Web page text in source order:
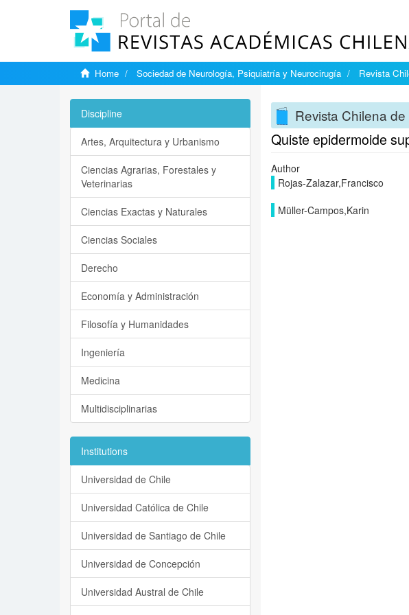
Home Sociedad de Neurología, Psiquiatría y Neurocirugía Revista
Revista Chilena
Quiste epidermoide
Author
Rojas-Zalazar,Francisco
Müller-Campos,Karin
Discipline
Artes, Arquitectura y Urbanismo
Ciencias Agrarias, Forestales y
Veterinarias
Ciencias Exactas y Naturales
Ciencias Sociales
Derecho
Economía y Administración
Filosofía y Humanidades
Ingeniería
Medicina
Multidisciplinarias
Institutions
Universidad de Chile
Universidad Católica de Chile
Universidad de Santiago de Chile
Universidad de Concepción
Universidad Austral de Chile